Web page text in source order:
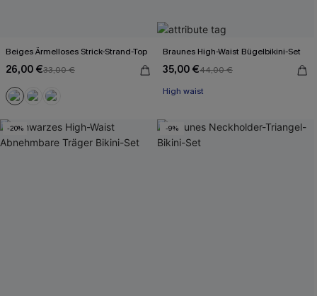
Beiges Ärmelloses Strick-Strand-Top
26,00 €33,00 €
Braunes High-Waist Bügelbikini-Set
35,00 €44,00 €
High waist
-20% -9%